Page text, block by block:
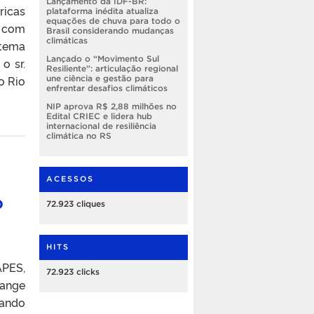
sr.
Rio
plataforma inédita atualiza
equações de chuva para todo o
Brasil considerando mudanças
climáticas
Lançado o “Movimento Sul
Resiliente”: articulação regional
une ciência e gestão para
enfrentar desafios climáticos
NIP aprova R$ 2,88 milhões no
Edital CRIEC e lidera hub
internacional de resiliência
climática no RS
ACESSOS
72.923 cliques
HITS
72.923 clicks